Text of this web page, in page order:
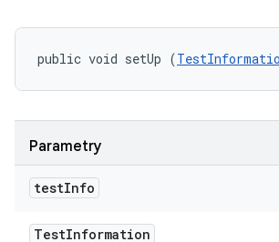
public void setUp (
Parametry
testInfo
TestInformation